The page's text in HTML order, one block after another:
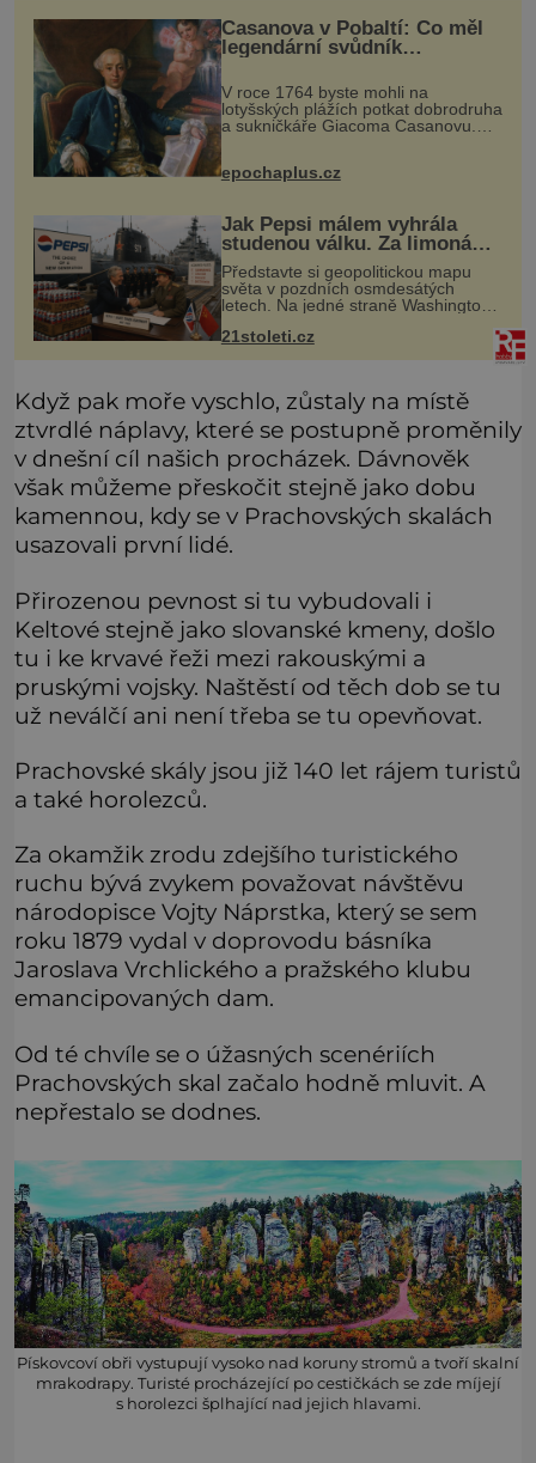
Casanova v Pobaltí: Co měl
legendární svůdník
společného se svobodnými
zednáři?
V roce 1764 byste mohli na
lotyšských plážích potkat dobrodruha
a sukničkáře Giacoma Casanovu.
Jeho cesta k Baltskému moři však
pracovní cestou se zištnými úmysly.
epochaplus.cz
Jak Pepsi málem vyhrála
studenou válku. Za limonádu
dostala ponorky i křižník
Představte si geopolitickou mapu
světa v pozdních osmdesátých
letech. Na jedné straně Washington,
arzenál schopný zničit planetu
padesátkrát dokola, železná opona a
21stoleti.cz
Když pak moře vyschlo, zůstaly na místě
ztvrdlé náplavy, které se postupně proměnily
v dnešní cíl našich procházek. Dávnověk
však můžeme přeskočit stejně jako dobu
kamennou, kdy se v Prachovských skalách
usazovali první lidé.
Přirozenou pevnost si tu vybudovali i
Keltové stejně jako slovanské kmeny, došlo
tu i ke krvavé řeži mezi rakouskými a
pruskými vojsky. Naštěstí od těch dob se tu
už neválčí ani není třeba se tu opevňovat.
Prachovské skály jsou již 140 let rájem turistů
a také horolezců.
Za okamžik zrodu zdejšího turistického
ruchu bývá zvykem považovat návštěvu
národopisce Vojty Náprstka, který se sem
roku 1879 vydal v doprovodu básníka
Jaroslava Vrchlického a pražského klubu
emancipovaných dam.
Od té chvíle se o úžasných scenériích
Prachovských skal začalo hodně mluvit. A
nepřestalo se dodnes.
Pískovcoví obři vystupují vysoko nad koruny stromů a tvoří skalní
mrakodrapy. Turisté procházející po cestičkách se zde míjejí
s horolezci šplhající nad jejich hlavami.